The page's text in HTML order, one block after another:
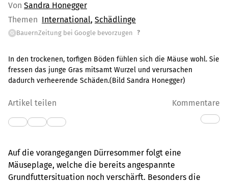
Von Sandra Honegger
Themen International Schädlinge
G BauernZeitung bei Google bevorzugen ?
In den trockenen, torfigen Böden fühlen sich die Mäuse wohl. Sie
fressen das junge Gras mitsamt Wurzel und verursachen
dadurch verheerende Schäden.(Bild Sandra Honegger)
Artikel teilen Kommentare
Auf die vorangegangen Dürresommer folgt eine
Mäuseplage, welche die bereits angespannte
Grundfuttersituation noch verschärft. Besonders die